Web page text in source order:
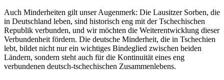
Auch Minderheiten gilt unser Augenmerk: Die Lausitzer Sorben, die
in Deutschland leben, sind historisch eng mit der Tschechischen
Republik verbunden, und wir möchten die Weiterentwicklung dieser
Verbundenheit fördern. Die deutsche Minderheit, die in Tschechien
lebt, bildet nicht nur ein wichtiges Bindeglied zwischen beiden
Ländern, sondern steht auch für die Kontinuität eines eng
verbundenen deutsch-tschechischen Zusammenlebens.